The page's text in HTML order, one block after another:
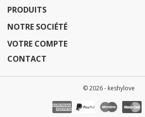
PRODUITS
NOTRE SOCIÉTÉ
VOTRE COMPTE
CONTACT
© 2026 - keshylove